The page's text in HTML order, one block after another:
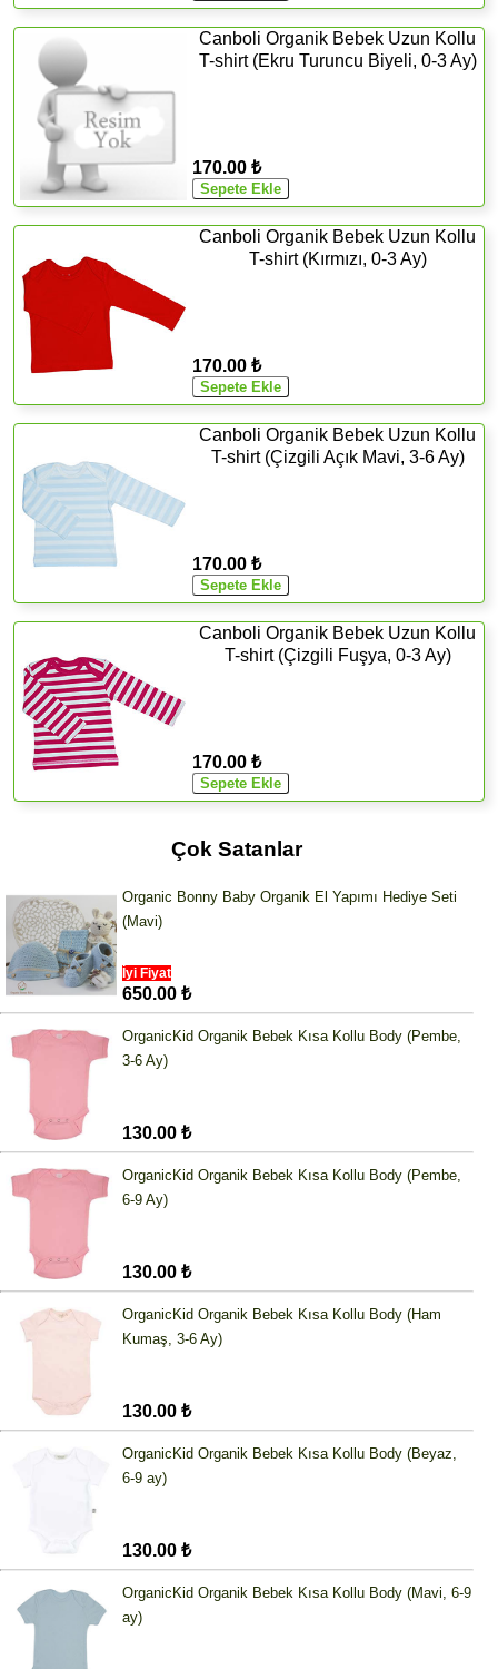
Canboli Organik Bebek Uzun Kollu
T-shirt (Ekru Turuncu Biyeli, 0-3 Ay)
170.00 ₺
Canboli Organik Bebek Uzun Kollu
T-shirt (Kırmızı, 0-3 Ay)
170.00 ₺
Canboli Organik Bebek Uzun Kollu
T-shirt (Çizgili Açık Mavi, 3-6 Ay)
170.00 ₺
Canboli Organik Bebek Uzun Kollu
T-shirt (Çizgili Fuşya, 0-3 Ay)
170.00 ₺
Çok Satanlar
Organic Bonny Baby Organik El Yapımı Hediye Seti
(Mavi)
İyi Fiyat
650.00 ₺
OrganicKid Organik Bebek Kısa Kollu Body (Pembe,
3-6 Ay)
130.00 ₺
OrganicKid Organik Bebek Kısa Kollu Body (Pembe,
6-9 Ay)
130.00 ₺
OrganicKid Organik Bebek Kısa Kollu Body (Ham
Kumaş, 3-6 Ay)
130.00 ₺
OrganicKid Organik Bebek Kısa Kollu Body (Beyaz,
6-9 ay)
130.00 ₺
OrganicKid Organik Bebek Kısa Kollu Body (Mavi, 6-9
ay)